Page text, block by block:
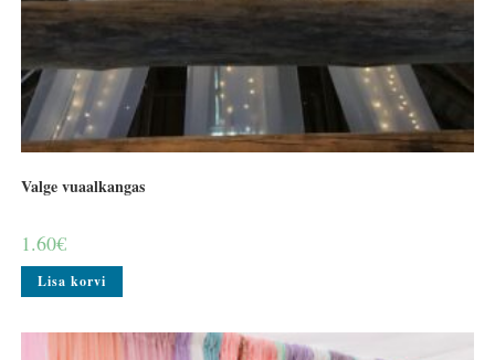
Valge vuaalkangas
1.60€
Lisa korvi